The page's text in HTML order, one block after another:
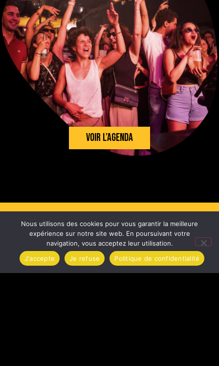
VOIR L’AGENDA
BAR & RESTAURATION
Nous utilisons des cookies pour vous garantir la meilleure
expérience sur notre site web. En poursuivant votre
navigation, vous acceptez leur utilisation.
J'accepte
Je refuse Politique de confidentialité